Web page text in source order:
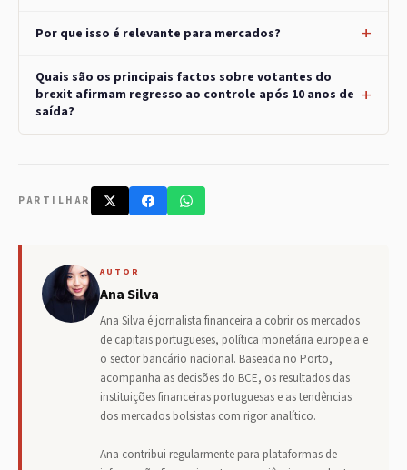
Por que isso é relevante para mercados?
Quais são os principais factos sobre votantes do
brexit afirmam regresso ao controle após 10 anos de
saída?
PARTILHAR
AUTOR
Ana Silva
Ana Silva é jornalista financeira a cobrir os mercados
de capitais portugueses, política monetária europeia e
o sector bancário nacional. Baseada no Porto,
acompanha as decisões do BCE, os resultados das
instituições financeiras portuguesas e as tendências
dos mercados bolsistas com rigor analítico.
Ana contribui regularmente para plataformas de